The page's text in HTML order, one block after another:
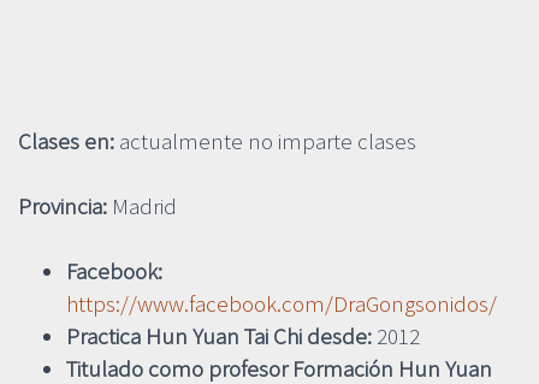
Clases en: actualmente no imparte clases
Provincia: Madrid
Facebook:
https://www.facebook.com/DraGongsonidos/
Practica Hun Yuan Tai Chi desde: 2012
Titulado como profesor Formación Hun Yuan